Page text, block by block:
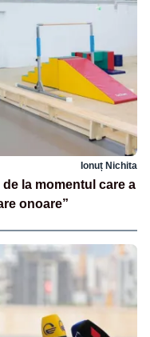
Ionuț Nichita
la momentul care a
onoare”